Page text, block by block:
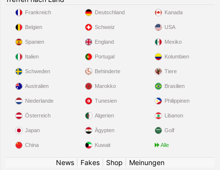
Frankreich
Belgien
Spanien
Italien
Schweden
Deutschland
Schweiz
England
Portugal
Behinderte
Kanada
USA
Mexiko
Kolumbien
Tiere
Australien
Niederlande
Österreich
Japan
China
Marokko
Tunesien
Algerien
Ägypten
Kuwait
Brasilien
Philippinen
Libanon
Golf
Alle
News| Fakes| Shop
Meinungen